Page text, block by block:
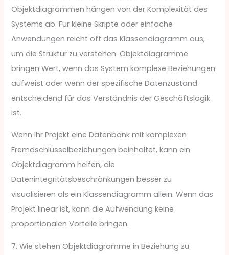
Objektdiagrammen hängen von der Komplexität des
Systems ab. Für kleine Skripte oder einfache
Anwendungen reicht oft das Klassendiagramm aus,
um die Struktur zu verstehen. Objektdiagramme
bringen Wert, wenn das System komplexe Beziehungen
aufweist oder wenn der spezifische Datenzustand
entscheidend für das Verständnis der Geschäftslogik
ist.
Wenn Ihr Projekt eine Datenbank mit komplexen
Fremdschlüsselbeziehungen beinhaltet, kann ein
Objektdiagramm helfen, die
Datenintegritätsbeschränkungen besser zu
visualisieren als ein Klassendiagramm allein. Wenn das
Projekt linear ist, kann die Aufwendung keine
proportionalen Vorteile bringen.
7. Wie stehen Objektdiagramme in Beziehung zu